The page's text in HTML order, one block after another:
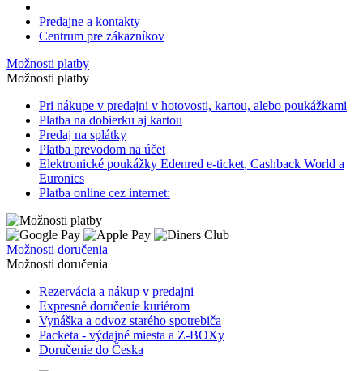
Predajne a kontakty
Centrum pre zákazníkov
Možnosti platby
Možnosti platby
Pri nákupe v predajni v hotovosti, kartou, alebo poukážkami
Platba na dobierku aj kartou
Predaj na splátky
Platba prevodom na účet
Elektronické poukážky Edenred e-ticket, Cashback World a
Euronics
Platba online cez internet:
Možnosti doručenia
Možnosti doručenia
Rezervácia a nákup v predajni
Expresné doručenie kuriérom
Vynáška a odvoz starého spotrebiča
Packeta - výdajné miesta a Z-BOXy
Doručenie do Česka